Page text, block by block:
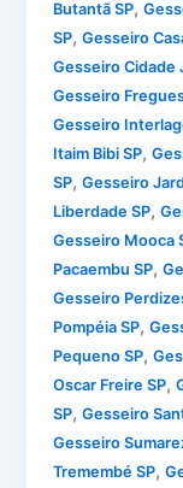
Butantã SP,
SP,Gesseiro
Gesseiro Cidade
Gesseiro
Gesseiro
Itaim Bibi SP,
SP,Gesseiro
Liberdade SP,
Gesseiro Mooca
Pacaembu SP,
Gesseiro
Pompéia SP,
Pequeno SP,
Oscar Freire SP,
SP,Gesseiro
Gesseiro
Tremembé SP,